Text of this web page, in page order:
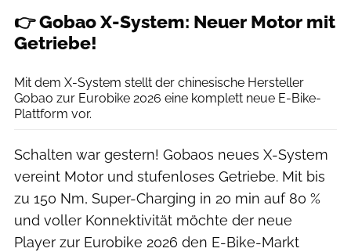
👉 Gobao X-System: Neuer Motor mit
Getriebe!
Mit dem X-System stellt der chinesische Hersteller
Gobao zur Eurobike 2026 eine komplett neue E-Bike-
Plattform vor.
Schalten war gestern! Gobaos neues X-System
vereint Motor und stufenloses Getriebe. Mit bis
zu 150 Nm, Super-Charging in 20 min auf 80 %
und voller Konnektivität möchte der neue
Player zur Eurobike 2026 den E-Bike-Markt